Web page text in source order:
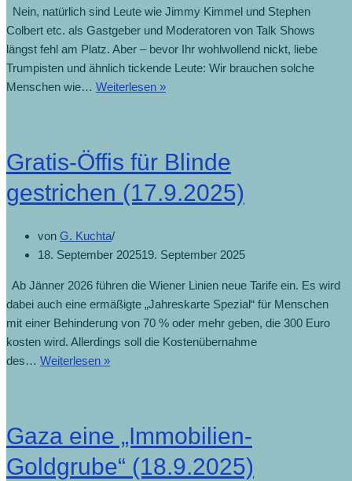
Nein, natürlich sind Leute wie Jimmy Kimmel und Stephen
Colbert etc. als Gastgeber und Moderatoren von Talk Shows
längst fehl am Platz. Aber – bevor Ihr wohlwollend nickt, liebe
Trumpisten und ähnlich tickende Leute: Wir brauchen solche
Menschen wie… Weiterlesen »
Gratis-Öffis für Blinde
gestrichen (17.9.2025)
von G. Kuchta
18. September 202519. September 2025
Ab Jänner 2026 führen die Wiener Linien neue Tarife ein. Es wird
dabei auch eine ermäßigte „Jahreskarte Spezial“ für Menschen
mit einer Behinderung von 70 % oder mehr geben, die 300 Euro
kosten wird. Allerdings soll die Kostenübernahme
des… Weiterlesen »
Gaza eine „Immobilien-
Goldgrube“ (18.9.2025)